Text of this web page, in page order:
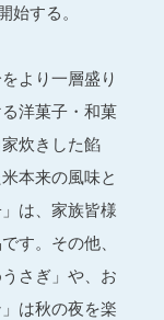
する。
より一層盛り
洋菓子・和菓
炊きした餡
本来の風味と
は、家族皆様
す。その他、
さぎ」や、お
は秋の夜を楽